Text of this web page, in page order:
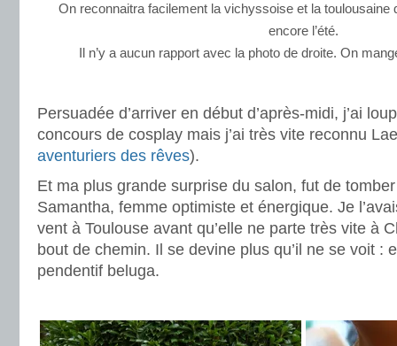
On reconnaitra facilement la vichyssoise et la toulousaine
encore l’été.
Il n’y a aucun rapport avec la photo de droite. On
Persuadée d’arriver en début d’après-midi, j’ai
concours de cosplay mais j’ai très vite reconnu
aventuriers des rêves).
Et ma plus grande surprise du salon, fut de
Samantha, femme optimiste et énergique. Je
vent à Toulouse avant qu’elle ne parte très vite à
bout de chemin. Il se devine plus qu’il ne se voit :
pendentif beluga.